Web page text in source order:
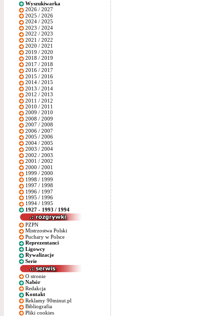
Wyszukiwarka
2026 / 2027
2025 / 2026
2024 / 2025
2023 / 2024
2022 / 2023
2021 / 2022
2020 / 2021
2019 / 2020
2018 / 2019
2017 / 2018
2016 / 2017
2015 / 2016
2014 / 2015
2013 / 2014
2012 / 2013
2011 / 2012
2010 / 2011
2009 / 2010
2008 / 2009
2007 / 2008
2006 / 2007
2005 / 2006
2004 / 2005
2003 / 2004
2002 / 2003
2001 / 2002
2000 / 2001
1999 / 2000
1998 / 1999
1997 / 1998
1996 / 1997
1995 / 1996
1994 / 1995
1927 - 1993 / 1994
PZPN
Mistrzostwa Polski
Puchary w Polsce
Reprezentanci
Ligowcy
Rywalizacje
Serie
O stronie
Nabór
Redakcja
Kontakt
Reklamy 90minut.pl
Bibliografia
Pliki cookies